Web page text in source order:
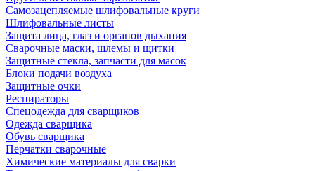
Самозацепляемые шлифовальные круги
Шлифовальные листы
Защита лица, глаз и органов дыхания
Сварочные маски, шлемы и щитки
Защитные стекла, запчасти для масок
Блоки подачи воздуха
Защитные очки
Респираторы
Спецодежда для сварщиков
Одежда сварщика
Обувь сварщика
Перчатки сварочные
Химические материалы для сварки